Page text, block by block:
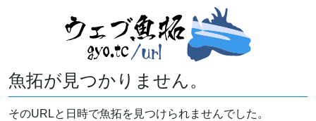
魚拓が見つかりません。
そのURLと日時で魚拓を見つけられませんでした。